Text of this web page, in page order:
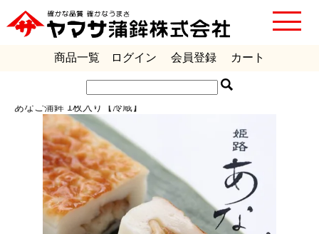
商品一覧 ログイン 会員登録 カート
ギフト包装、のし、手提げ袋、承ります。
あなご蒲鉾 1枚入り【冷蔵】